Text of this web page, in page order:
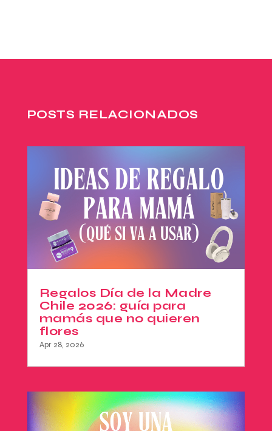
POSTS RELACIONADOS
Regalos Día de la Madre
Chile 2026: guía para
mamás que no quieren
flores
Apr 28, 2026